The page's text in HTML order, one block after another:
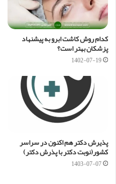
کدام روش کاشت ابرو به پیشنهاد
پزشکان بهتر است؟
1402-07-19
پذیرش دکتر هم اکنون در سراسر
کشور(نوبت دکتر با پذرش دکتر)
1403-07-07